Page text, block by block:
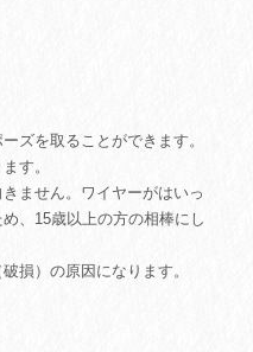
ズを取ることができます。
す。
ません。ワイヤーがはいっ
、15歳以上の方の相棒にし
損）の原因になります。